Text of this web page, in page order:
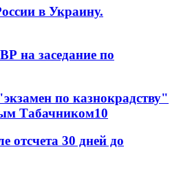
в Украину.
на заседание по
по казнокрадству"
Табачником10
отсчета 30 дней до